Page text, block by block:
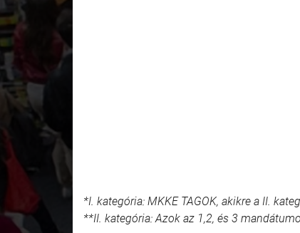
*I. kategória: MKKE TAGOK, akikre a II.
**II. kategória: Azok az 1,2, és 3